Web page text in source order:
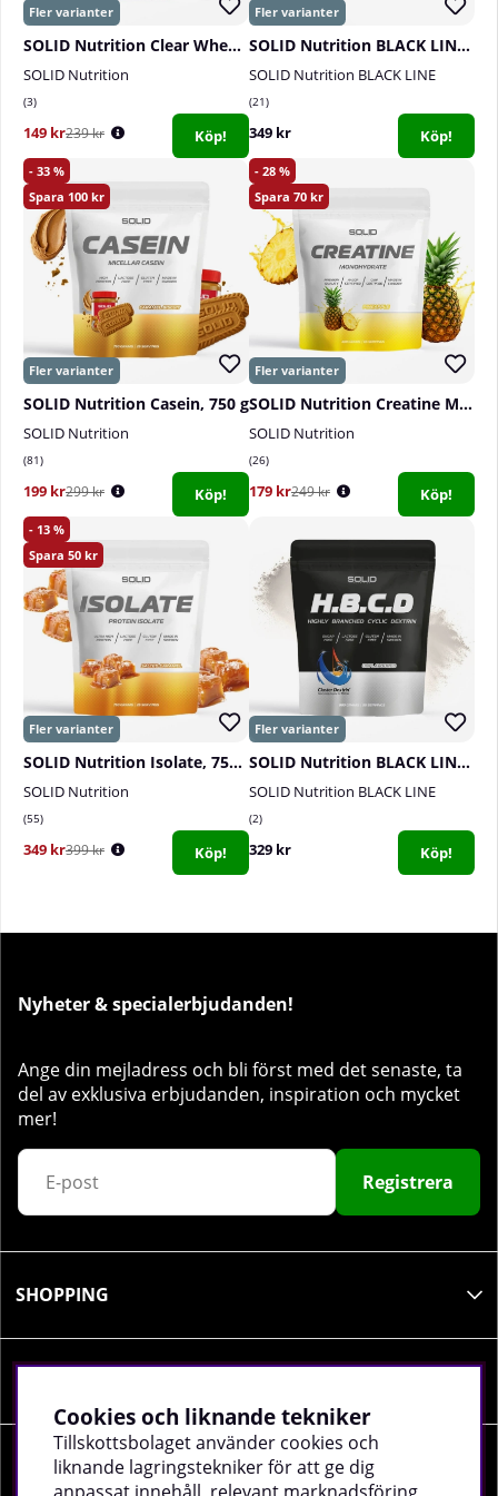
SOLID Nutrition Clear Whey, 300 g
SOLID Nutrition
3
149 kr239 kr Köp!
SOLID Nutrition BLACK LINE Pump, 360 g
SOLID Nutrition BLACK LINE
21
349 kr Köp!
33
100
SOLID Nutrition Casein, 750 g
SOLID Nutrition
81
199 kr299 kr Köp!
28
70
SOLID Nutrition Creatine Monohydrate, 400 g
SOLID Nutrition
26
179 kr249 kr Köp!
13
50
SOLID Nutrition Isolate, 750 g
SOLID Nutrition
55
349 kr399 kr Köp!
SOLID Nutrition BLACK LINE H.B.C.D, 900 g
SOLID Nutrition BLACK LINE
2
329 kr Köp!
Nyheter & specialerbjudanden!
Ange din mejladress och bli först med det senaste, ta
del av exklusiva erbjudanden, inspiration och mycket
mer!
Registrera
SHOPPING
SOCIALA MEDIER
Cookies och liknande tekniker
Tillskottsbolaget använder cookies och
liknande lagringstekniker för att ge dig